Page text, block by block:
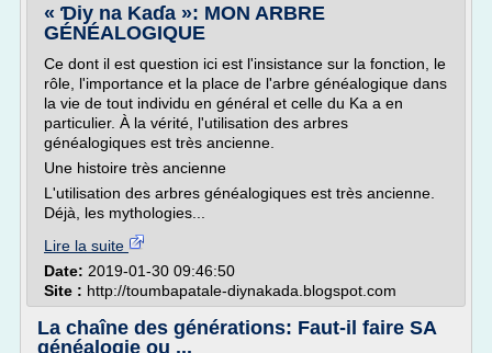
« Ɗiy na Kaɗa »: MON ARBRE
GÉNÉALOGIQUE
Ce dont il est question ici est l'insistance sur la fonction, le
rôle, l'importance et la place de l'arbre généalogique dans
la vie de tout individu en général et celle du Ka a en
particulier. À la vérité, l'utilisation des arbres
généalogiques est très ancienne.
Une histoire très ancienne
L'utilisation des arbres généalogiques est très ancienne.
Déjà, les mythologies...
Lire la suite
Date: 2019-01-30 09:46:50
Site : http://toumbapatale-diynakada.blogspot.com
La chaîne des générations: Faut-il faire SA
généalogie ou ...